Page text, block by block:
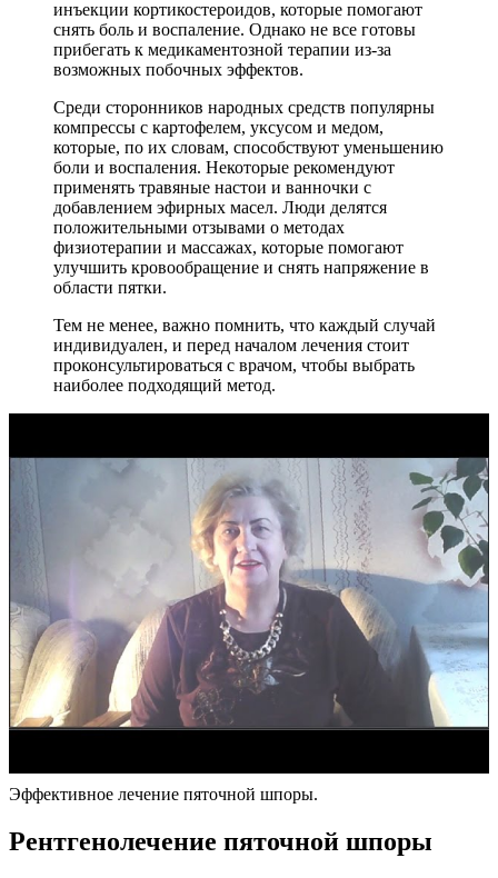
инъекции кортикостероидов, которые помогают
снять боль и воспаление. Однако не все готовы
прибегать к медикаментозной терапии из-за
возможных побочных эффектов.
Среди сторонников народных средств популярны
компрессы с картофелем, уксусом и медом,
которые, по их словам, способствуют уменьшению
боли и воспаления. Некоторые рекомендуют
применять травяные настои и ванночки с
добавлением эфирных масел. Люди делятся
положительными отзывами о методах
физиотерапии и массажах, которые помогают
улучшить кровообращение и снять напряжение в
области пятки.
Тем не менее, важно помнить, что каждый случай
индивидуален, и перед началом лечения стоит
проконсультироваться с врачом, чтобы выбрать
наиболее подходящий метод.
Эффективное лечение пяточной шпоры.
Рентгенолечение пяточной шпоры